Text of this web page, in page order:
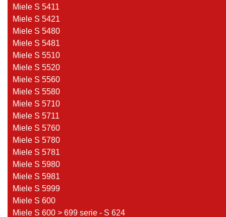
Miele S 5411
Miele S 5421
Miele S 5480
Miele S 5481
Miele S 5510
Miele S 5520
Miele S 5560
Miele S 5580
Miele S 5710
Miele S 5711
Miele S 5760
Miele S 5780
Miele S 5781
Miele S 5980
Miele S 5981
Miele S 5999
Miele S 600
Miele S 600 > 699 serie - S 624